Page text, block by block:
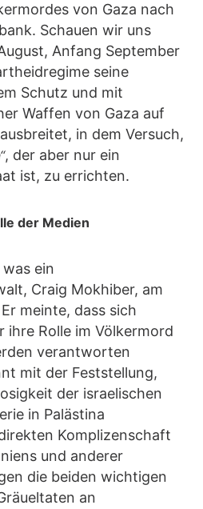
von Gaza nach
Schauen wir uns
Anfang September
seine
Schutz und mit
Waffen von Gaza auf
in dem Versuch,
, der aber nur ein
ist, zu errichten.
der Medien
ein
Craig Mokhiber, am
meinte, dass sich
ihre Rolle im Völkermord
verantworten
mit der Feststellung,
der israelischen
in Palästina
Komplizenschaft
und anderer
die beiden wichtigen
an